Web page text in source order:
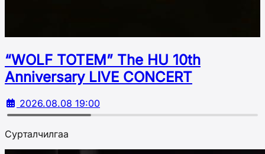
“WOLF TOTEM” The HU 10th
Аnniversary LIVE CONCERT
2026.08.08 19:00
Сурталчилгаа